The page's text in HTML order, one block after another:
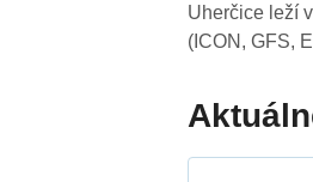
Uherčice leží
(ICON, GFS,